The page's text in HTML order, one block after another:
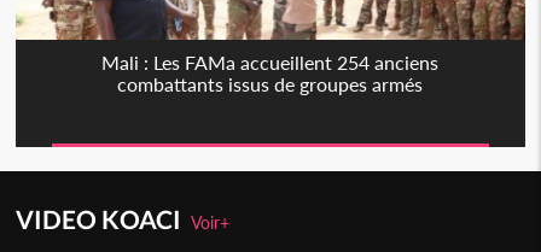
Mali : Les FAMa accueillent 254 anciens
combattants issus de groupes armés
VIDEO KOACIVoir+